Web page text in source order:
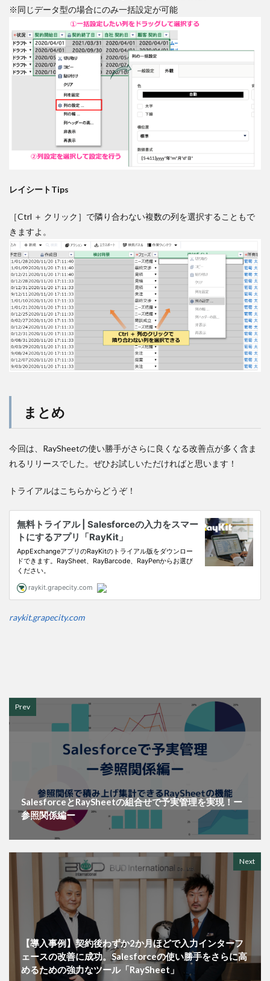
※同じデータ型の場合にのみ一括設定が可能
レイシートTips
［Ctrl ＋ クリック］で隣り合わない複数の列を選択することもで
きますよ。
まとめ
今回は、RaySheetの使い勝手がさらに良くなる改善点が多く含ま
れるリリースでした。ぜひお試しいただければと思います！
トライアルはこちらからどうぞ！
raykit.grapecity.com
Prev
SalesforceとRaySheetの組合せで予実管理を実現！ー
参照関係編ー
Next
【導入事例】契約後わずか2か月ほどで入力インターフ
ェースの改善に成功。Salesforceの使い勝手をさらに高
めるための強力なツール「RaySheet」